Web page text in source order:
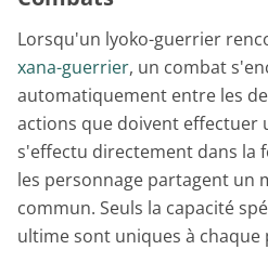
Lorsqu'un lyoko-guerrier
xana-guerrier, un combat
automatiquement entre les
actions que doivent effectuer
s'effectu directement dans la
les personnage partagent un
commun. Seuls la capacité
ultime sont uniques à chaque